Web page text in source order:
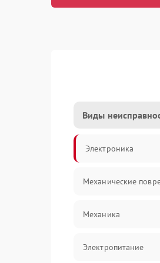
Виды
Электроника
Механические
Механика
Электропитание